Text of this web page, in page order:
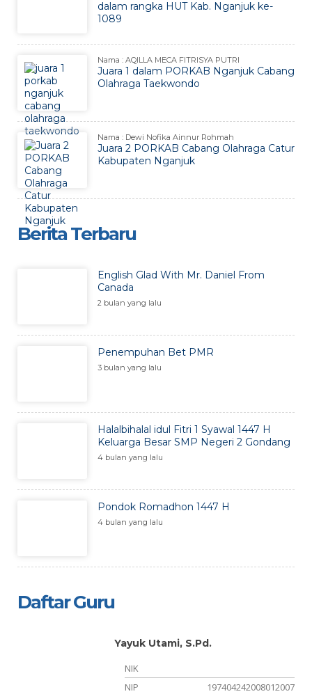
dalam rangka HUT Kab. Nganjuk ke-
1089
Nama : AQILLA MECA FITRISYA PUTRI
Juara 1 dalam PORKAB Nganjuk Cabang
Olahraga Taekwondo
Nama : Dewi Nofika Ainnur Rohmah
Juara 2 PORKAB Cabang Olahraga Catur
Kabupaten Nganjuk
Berita Terbaru
English Glad With Mr. Daniel From
Canada
2 bulan yang lalu
Penempuhan Bet PMR
3 bulan yang lalu
Halalbihalal idul Fitri 1 Syawal 1447 H
Keluarga Besar SMP Negeri 2 Gondang
4 bulan yang lalu
Pondok Romadhon 1447 H
4 bulan yang lalu
Daftar Guru
Yayuk Utami, S.Pd.
NIK
NIP
197404242008012007